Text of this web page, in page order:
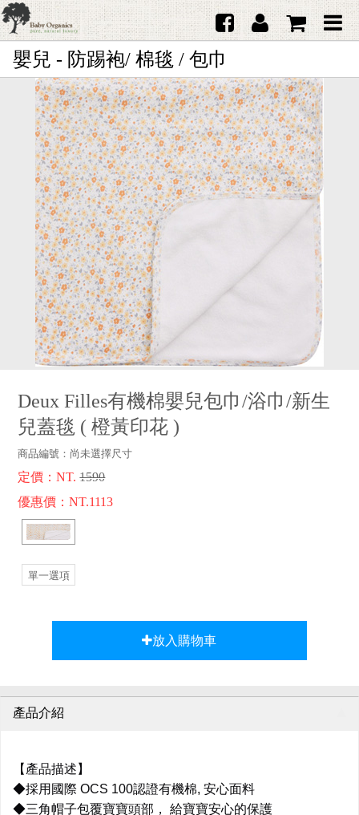
首頁
澳洲Purebaby有機棉
日本品牌育兒配件
韓國Merebe寶寶配件
嬰兒
女生
男生
禮品
服務據點
品牌故事
客服專區
嬰兒 - 防踢袍/ 棉毯 / 包巾
Deux Filles有機棉嬰兒包巾/浴巾/新生
兒蓋毯 (橙黃印花 )
商品編號： 尚未選擇尺寸
定價：NT.1590
優惠價：NT.1113
單一選項
放入購物車
產品介紹
【產品描述】
◆採用國際 OCS 100認證有機棉, 安心面料
◆三角帽子包覆寶寶頭部， 給寶寶安心的保護